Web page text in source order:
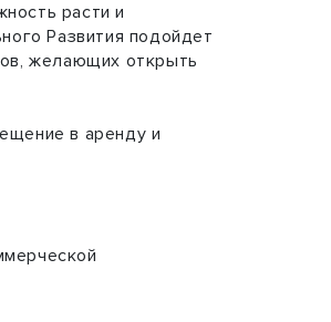
расти и
Развития подойдет
желающих открыть
в аренду и